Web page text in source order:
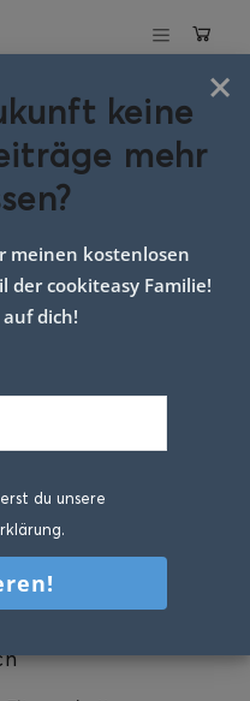
×
keine
mehr
meinen kostenlosen
der cookiteasy Familie!
dich!
du unsere